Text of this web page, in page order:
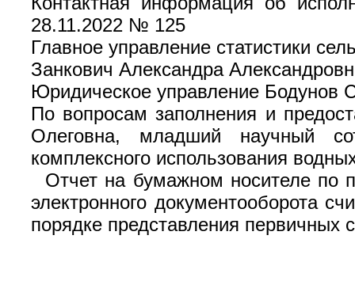
28.11.2022 № 125
Главное управление статистики
Занкович Александра
Юридическое управление Бодунов
По вопросам заполнения и
Олеговна, младший научный
комплексного использования
Отчет на бумажном носителе по
электронного документооборота
порядке представления первичных